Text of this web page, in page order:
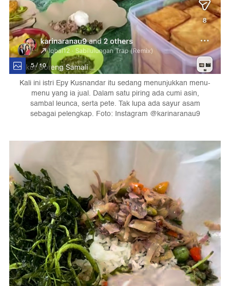
5 / 10
Kali ini istri Epy Kusnandar itu sedang menunjukkan menu-
menu yang ia jual. Dalam satu piring ada cumi asin,
sambal leunca, serta pete. Tak lupa ada sayur asam
sebagai pelengkap. Foto: Instagram @karinaranau9